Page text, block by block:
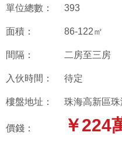
單位總數： 393
面積： 86-122㎡
間隔： 二房至三房
入伙時間： 待定
樓盤地址： 珠海高新區
價錢： ￥224